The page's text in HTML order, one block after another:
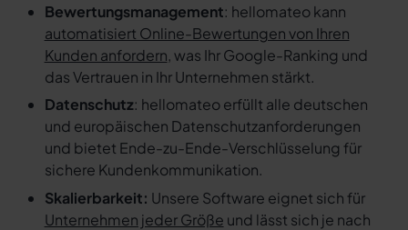
Bewertungsmanagement: hellomateo kann
automatisiert Online-Bewertungen von Ihren
Kunden anfordern, was Ihr Google-Ranking und
das Vertrauen in Ihr Unternehmen stärkt.
Datenschutz: hellomateo erfüllt alle deutschen
und europäischen Datenschutzanforderungen
und bietet Ende-zu-Ende-Verschlüsselung für
sichere Kundenkommunikation.
Skalierbarkeit: Unsere Software eignet sich für
Unternehmen jeder Größe und lässt sich je nach